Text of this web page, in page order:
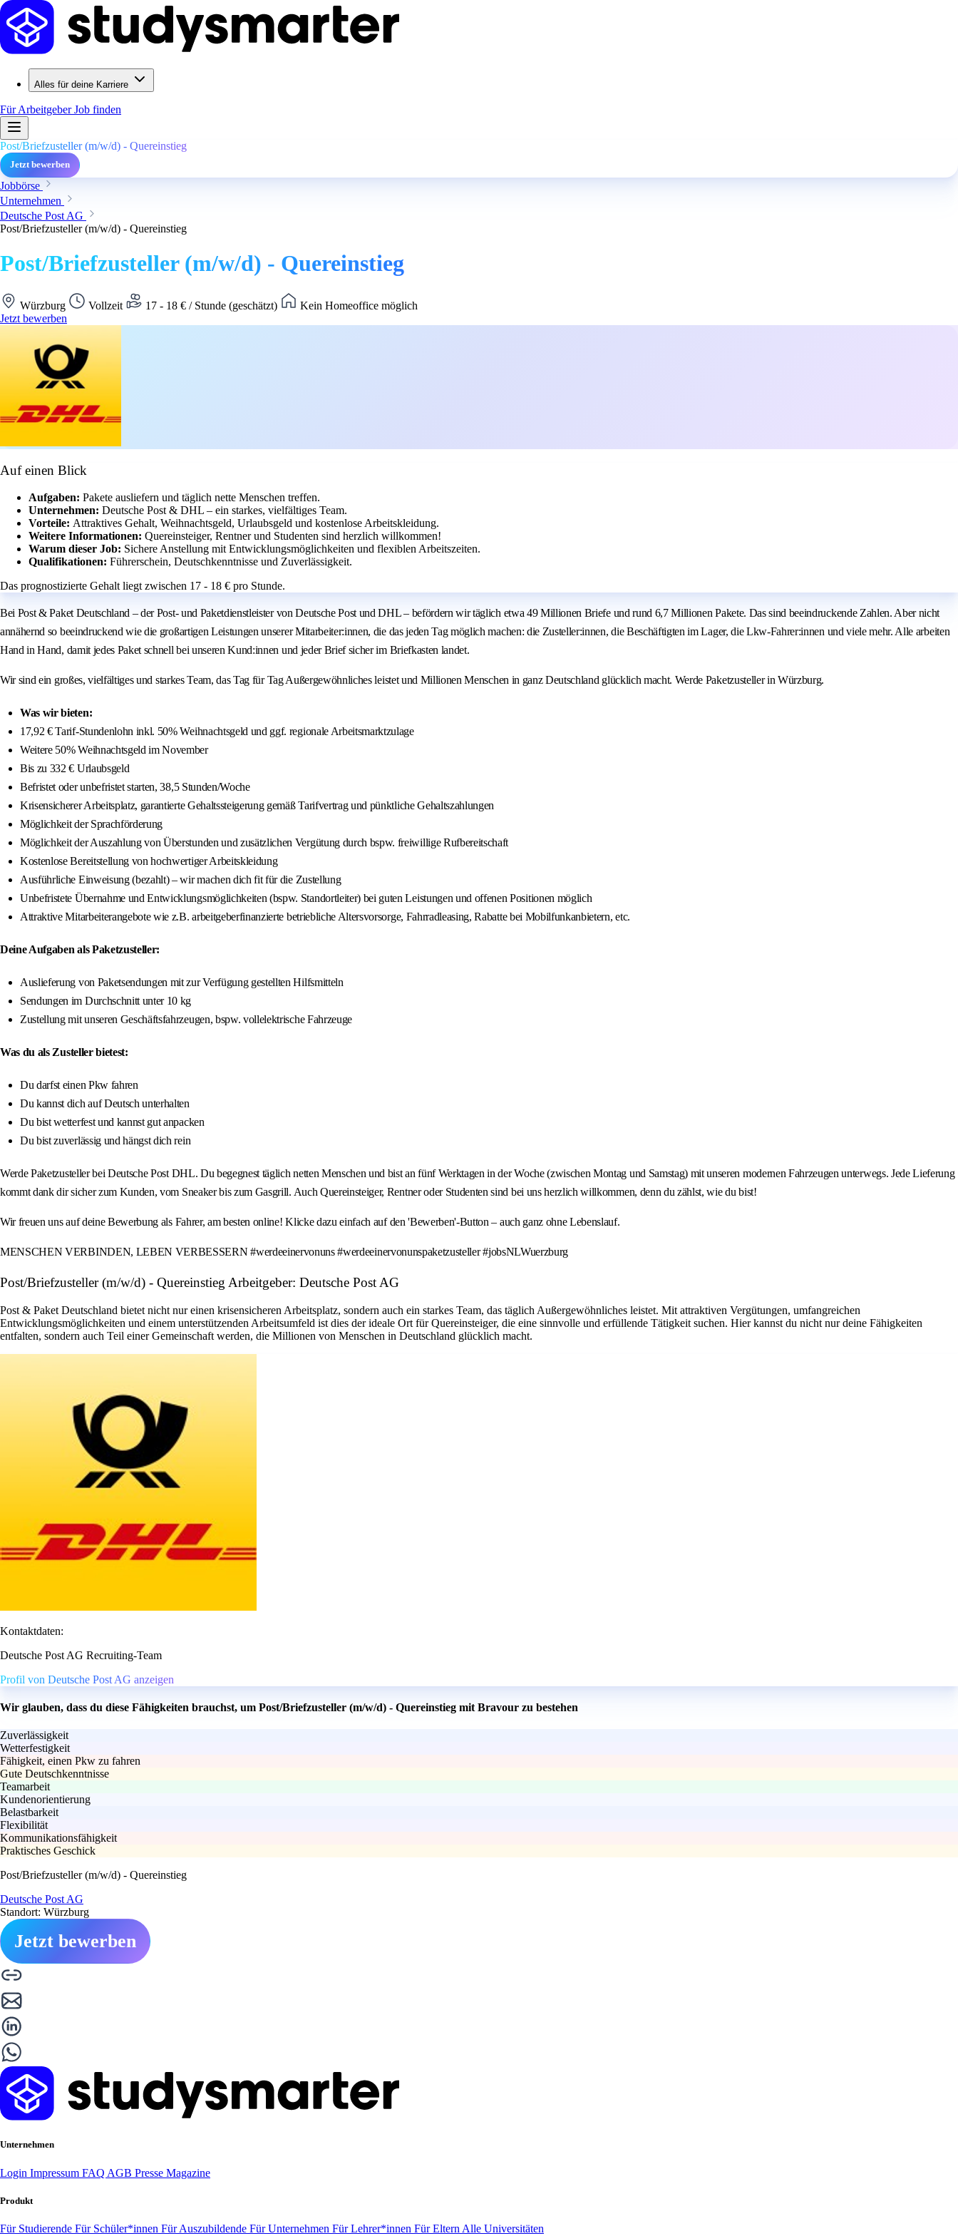
Alles für deine Karriere
Für ArbeitgeberJob finden
Post/Briefzusteller (m/w/d) - Quereinstieg
Jetzt bewerben
Jobbörse
Unternehmen
Deutsche Post AG
Post/Briefzusteller (m/w/d) - Quereinstieg
Post/Briefzusteller (m/w/d) - Quereinstieg
Würzburg Vollzeit 17 - 18 € / Stunde (geschätzt)
Kein Homeoffice möglich
Jetzt bewerben
Auf einen Blick
Aufgaben: Pakete ausliefern und täglich nette Menschen treffen.
Unternehmen: Deutsche Post & DHL – ein starkes, vielfältiges Team.
Vorteile: Attraktives Gehalt, Weihnachtsgeld, Urlaubsgeld und kostenlose Arbeitskleidung.
Weitere Informationen: Quereinsteiger, Rentner und Studenten sind herzlich willkommen!
Warum dieser Job: Sichere Anstellung mit Entwicklungsmöglichkeiten und flexiblen Arbeitszeiten.
Qualifikationen: Führerschein, Deutschkenntnisse und Zuverlässigkeit.
Das prognostizierte Gehalt liegt zwischen 17 - 18 € pro Stunde.
Bei Post & Paket Deutschland – der Post- und Paketdienstleister von Deutsche Post und DHL – befördern wir täglich etwa 49 Millionen Briefe und rund 6,7 Millionen Pakete. Das sind beeindruckende Zahlen. Aber nicht
annähernd so beeindruckend wie die großartigen Leistungen unserer Mitarbeiter:innen, die das jeden Tag möglich machen: die Zusteller:innen, die Beschäftigten im Lager, die Lkw-Fahrer:innen und viele mehr. Alle arbeiten
Hand in Hand, damit jedes Paket schnell bei unseren Kund:innen und jeder Brief sicher im Briefkasten landet.
Wir sind ein großes, vielfältiges und starkes Team, das Tag für Tag Außergewöhnliches leistet und Millionen Menschen in ganz Deutschland glücklich macht. Werde Paketzusteller in Würzburg.
Was wir bieten:
17,92 € Tarif-Stundenlohn inkl. 50% Weihnachtsgeld und ggf. regionale Arbeitsmarktzulage
Weitere 50% Weihnachtsgeld im November
Bis zu 332 € Urlaubsgeld
Befristet oder unbefristet starten, 38,5 Stunden/Woche
Krisensicherer Arbeitsplatz, garantierte Gehaltssteigerung gemäß Tarifvertrag und pünktliche Gehaltszahlungen
Möglichkeit der Sprachförderung
Möglichkeit der Auszahlung von Überstunden und zusätzlichen Vergütung durch bspw. freiwillige Rufbereitschaft
Kostenlose Bereitstellung von hochwertiger Arbeitskleidung
Ausführliche Einweisung (bezahlt) – wir machen dich fit für die Zustellung
Unbefristete Übernahme und Entwicklungsmöglichkeiten (bspw. Standortleiter) bei guten Leistungen und offenen Positionen möglich
Attraktive Mitarbeiterangebote wie z.B. arbeitgeberfinanzierte betriebliche Altersvorsorge, Fahrradleasing, Rabatte bei Mobilfunkanbietern, etc.
Deine Aufgaben als Paketzusteller:
Auslieferung von Paketsendungen mit zur Verfügung gestellten Hilfsmitteln
Sendungen im Durchschnitt unter 10 kg
Zustellung mit unseren Geschäftsfahrzeugen, bspw. vollelektrische Fahrzeuge
Was du als Zusteller bietest:
Du darfst einen Pkw fahren
Du kannst dich auf Deutsch unterhalten
Du bist wetterfest und kannst gut anpacken
Du bist zuverlässig und hängst dich rein
Werde Paketzusteller bei Deutsche Post DHL. Du begegnest täglich netten Menschen und bist an fünf Werktagen in der Woche (zwischen Montag und Samstag) mit unseren modernen Fahrzeugen unterwegs. Jede Lieferung
kommt dank dir sicher zum Kunden, vom Sneaker bis zum Gasgrill. Auch Quereinsteiger, Rentner oder Studenten sind bei uns herzlich willkommen, denn du zählst, wie du bist!
Wir freuen uns auf deine Bewerbung als Fahrer, am besten online! Klicke dazu einfach auf den 'Bewerben'-Button – auch ganz ohne Lebenslauf.
MENSCHEN VERBINDEN, LEBEN VERBESSERN #werdeeinervonuns #werdeeinervonunspaketzusteller #jobsNLWuerzburg
Post/Briefzusteller (m/w/d) - Quereinstieg Arbeitgeber: Deutsche Post AG
Post & Paket Deutschland bietet nicht nur einen krisensicheren Arbeitsplatz, sondern auch ein starkes Team, das täglich Außergewöhnliches leistet. Mit attraktiven Vergütungen, umfangreichen
Entwicklungsmöglichkeiten und einem unterstützenden Arbeitsumfeld ist dies der ideale Ort für Quereinsteiger, die eine sinnvolle und erfüllende Tätigkeit suchen. Hier kannst du nicht nur deine Fähigkeiten
entfalten, sondern auch Teil einer Gemeinschaft werden, die Millionen von Menschen in Deutschland glücklich macht.
Kontaktdaten:
Deutsche Post AG Recruiting-Team
Profil von Deutsche Post AG anzeigen
Wir glauben, dass du diese Fähigkeiten brauchst, um Post/Briefzusteller (m/w/d) - Quereinstieg mit Bravour zu bestehen
Zuverlässigkeit
Wetterfestigkeit
Fähigkeit, einen Pkw zu fahren
Gute Deutschkenntnisse
Teamarbeit
Kundenorientierung
Belastbarkeit
Flexibilität
Kommunikationsfähigkeit
Praktisches Geschick
Post/Briefzusteller (m/w/d) - Quereinstieg
Deutsche Post AG
Standort: Würzburg
Jetzt bewerben
Unternehmen
Login Impressum FAQ AGB Presse Magazine
Produkt
Für Studierende Für Schüler*innen Für Auszubildende Für Unternehmen Für Lehrer*innen Für Eltern Alle Universitäten